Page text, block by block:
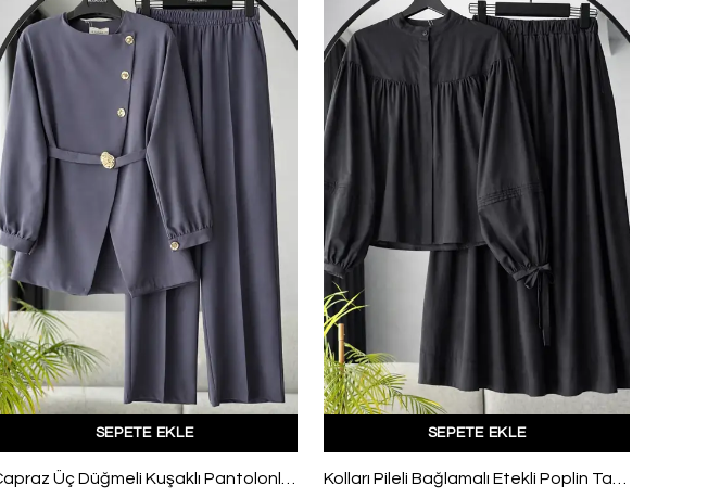
SEPETE EKLE
Çapraz Üç Düğmeli Kuşaklı Pantolonlu Dabıl Takım Antrasit
SEPETE EKLE
Kolları Pileli Bağlamalı Etekli Poplin Takım Siyah
için kaydol.
Kullanım Koşullarını kabul ediyorum
Kayıt Ol
E-posta adresinizi girerek pazarlama ve tanıtım ile ilgili iletişim almayı kabul
edersiniz ve Gizlilik Politikamızı okuduğunuzu ve kabul ettiğinizi onaylarsınız.